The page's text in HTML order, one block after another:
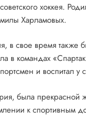
хоккея.
Харламовых.
в свое время также
в командах
и воспитал
была
к спортивным